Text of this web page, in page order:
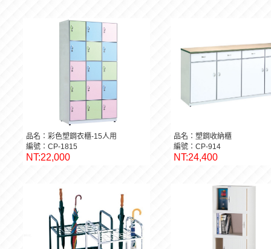
品名：彩色塑鋼衣櫃-15人用
編號：CP-1815
NT:22,000
品名：塑鋼收納櫃
編號：CP-914
NT:24,400